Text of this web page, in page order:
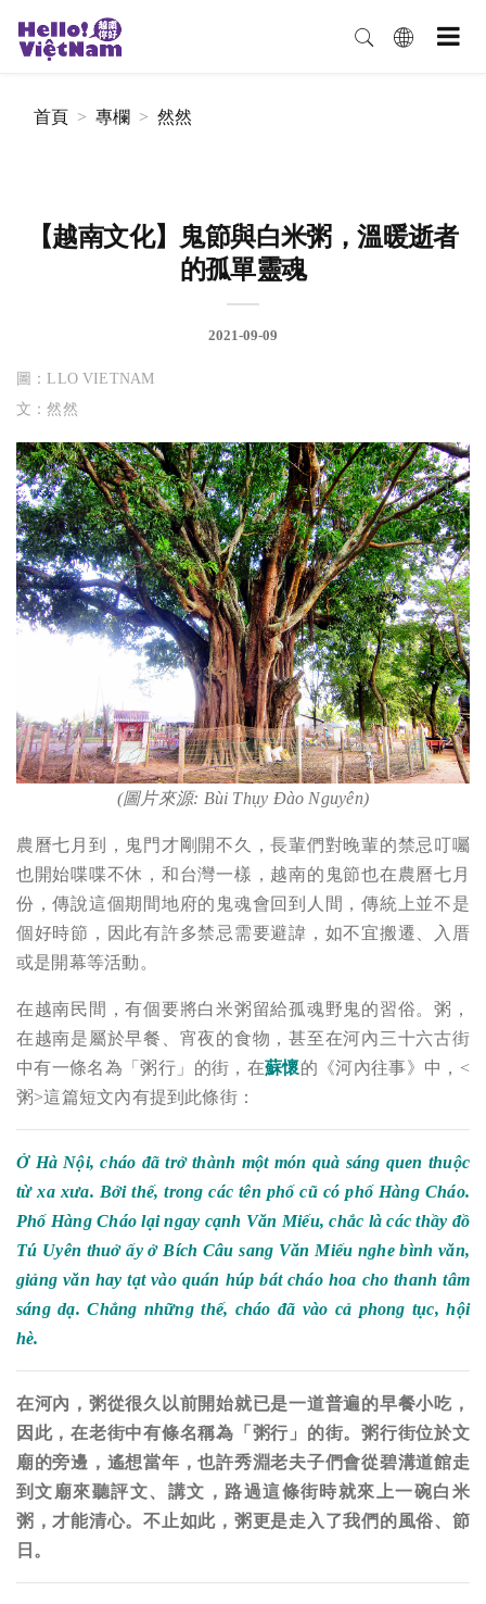
首頁 專欄 然然
【越南文化】鬼節與白米粥，溫暖逝者
的孤單靈魂
2021-09-09
圖：LLO VIETNAM
文：然然
(圖片來源: Bùi Thụy Đào Nguyên)
農曆七月到，鬼門才剛開不久，長輩們對晚輩的禁忌叮囑
也開始喋喋不休，和台灣一樣，越南的鬼節也在農曆七月
份，傳說這個期間地府的鬼魂會回到人間，傳統上並不是
個好時節，因此有許多禁忌需要避諱，如不宜搬遷、入厝
或是開幕等活動。
在越南民間，有個要將白米粥留給孤魂野鬼的習俗。粥，
在越南是屬於早餐、宵夜的食物，甚至在河內三十六古街
中有一條名為「粥行」的街，在蘇懷的《河內往事》中，<
粥>這篇短文內有提到此條街：
Ở Hà Nội, cháo đã trở thành một món quà sáng quen thuộc
từ xa xưa. Bởi thế, trong các tên phố cũ có phố Hàng Cháo.
Phố Hàng Cháo lại ngay cạnh Văn Miếu, chắc là các thầy đồ
Tú Uyên thuở ấy ở Bích Câu sang Văn Miếu nghe bình văn,
giảng văn hay tạt vào quán húp bát cháo hoa cho thanh tâm
sáng dạ. Chẳng những thế, cháo đã vào cả phong tục, hội
hè.
在河內，粥從很久以前開始就已是一道普遍的早餐小吃，
因此，在老街中有條名稱為「粥行」的街。粥行街位於文
廟的旁邊，遙想當年，也許秀淵老夫子們會從碧溝道館走
到文廟來聽評文、講文，路過這條街時就來上一碗白米
粥，才能清心。不止如此，粥更是走入了我們的風俗、節
日。